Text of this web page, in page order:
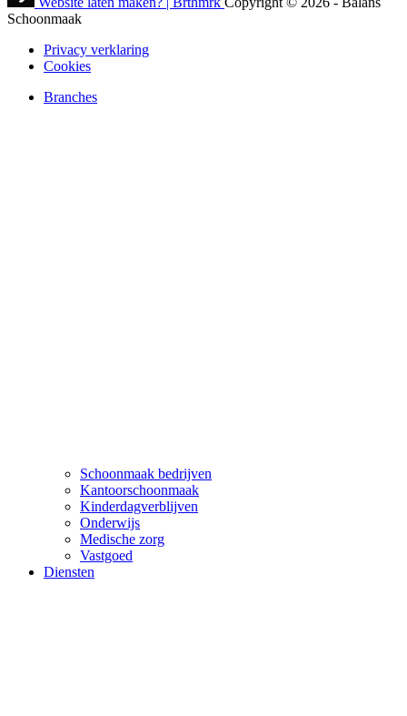
Schoonmaak
Privacy verklaring
Cookies
Branches
Schoonmaak bedrijven
Kantoorschoonmaak
Kinderdagverblijven
Onderwijs
Medische zorg
Vastgoed
Diensten